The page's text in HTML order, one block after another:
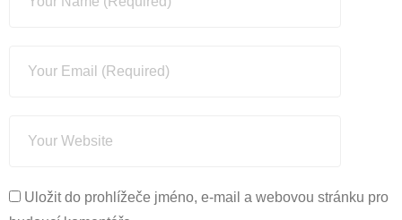
Uložit do prohlížeče jméno, e-mail a webovou stránku pro